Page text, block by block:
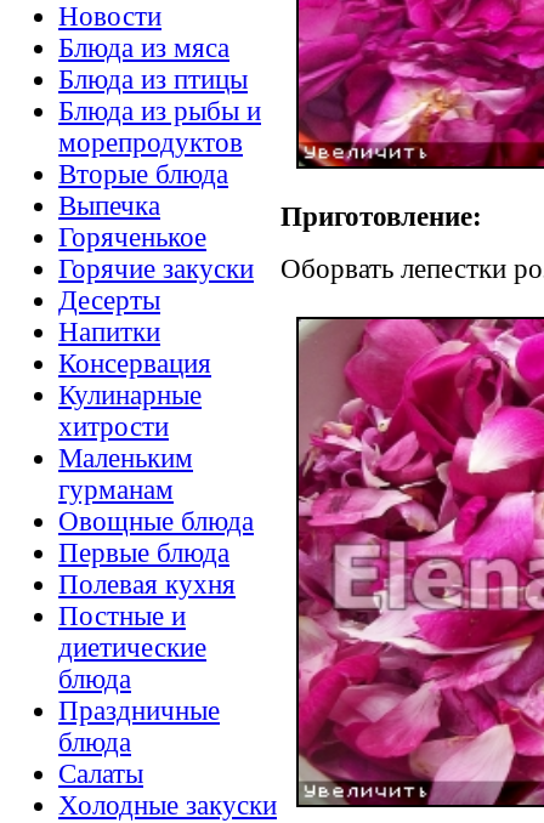
Новости
Блюда из мяса
Блюда из птицы
Блюда из рыбы и
морепродуктов
Вторые блюда
Выпечка
Горяченькое
Горячие закуски
Десерты
Напитки
Консервация
Кулинарные
хитрости
Маленьким
гурманам
Овощные блюда
Первые блюда
Полевая кухня
Постные и
диетические
блюда
Праздничные
блюда
Салаты
Холодные закуски
Приготовление:
Оборвать лепестки